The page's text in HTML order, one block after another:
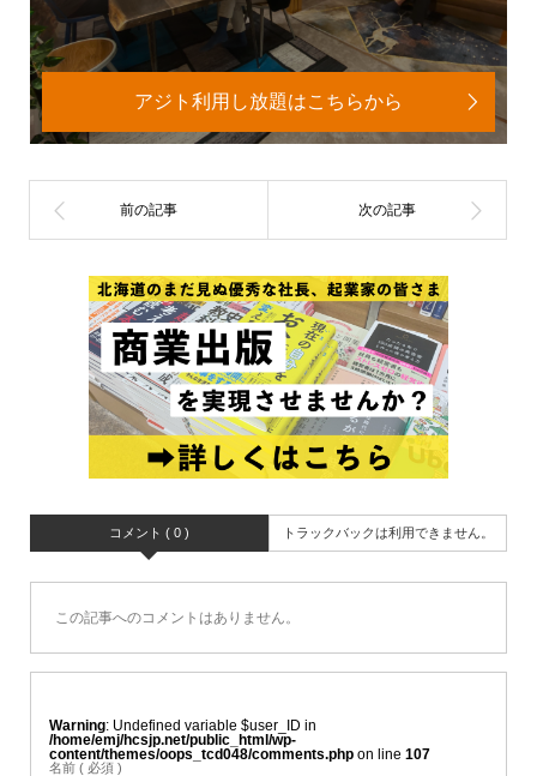
アジト利用し放題はこちらから
コメント ( 0 ) トラックバックは利用できません。
この記事へのコメントはありません。
Warning : Undefined variable $user_ID in
/home/emj/hcsjp.net/public_html/wp-
content/themes/oops_tcd048/comments.phpon line 107
名前 ( 必須 )